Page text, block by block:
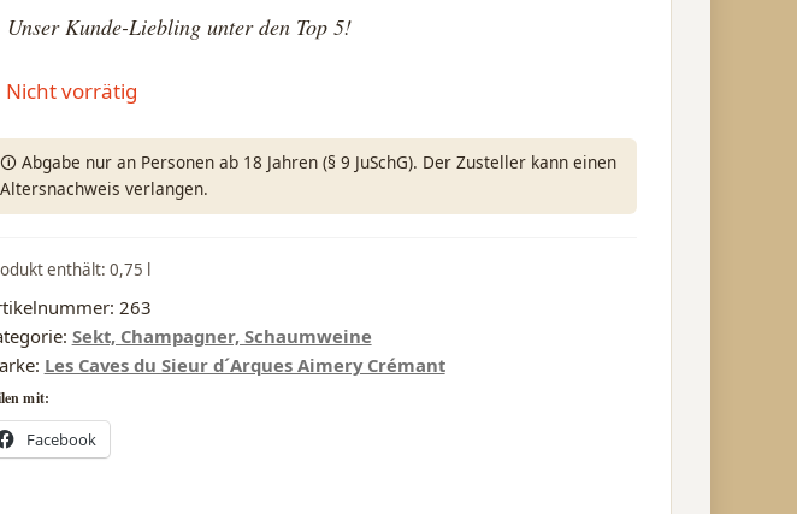
Unser Kunde-Liebling unter den Top 5!
Nicht vorrätig
🛈 Abgabe nur an Personen ab 18 Jahren (§ 9 JuSchG). Der Zusteller kann einen
Altersnachweis verlangen.
enthält: 0,75 l
263
Sekt, Champagner, Schaumweine
Les Caves du Sieur d´Arques Aimery Crémant
mit:
Facebook